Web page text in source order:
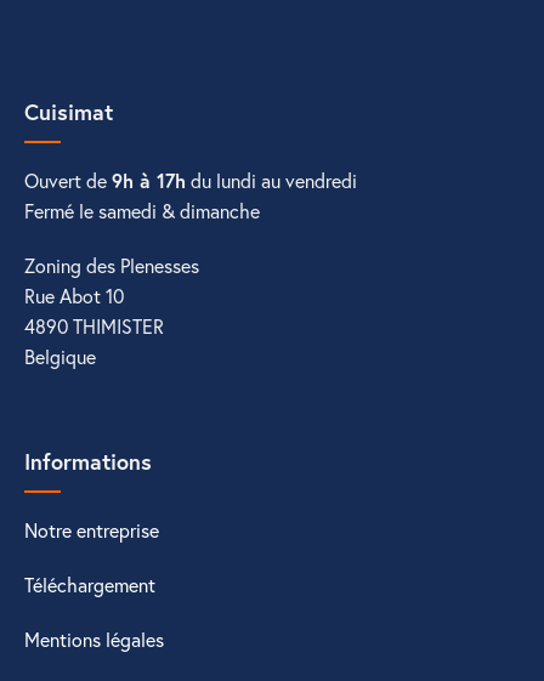
Cuisimat
Ouvert de9h à 17h du lundi au vendredi
Fermé le samedi & dimanche
Zoning des Plenesses
Rue Abot 10
4890 THIMISTER
Belgique
Informations
Notre entreprise
Téléchargement
Mentions légales